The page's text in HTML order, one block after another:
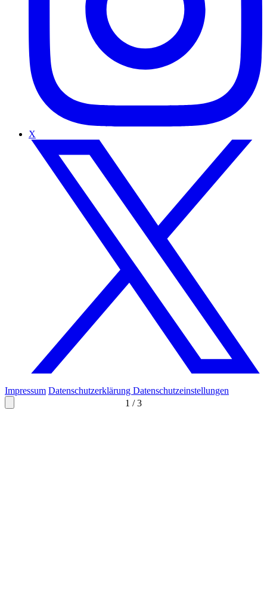
1 /3
X
Impressum Datenschutzerklärung Datenschutzeinstellungen